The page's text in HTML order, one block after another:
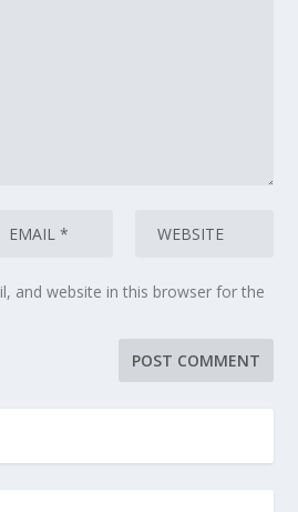
and website in this browser for the